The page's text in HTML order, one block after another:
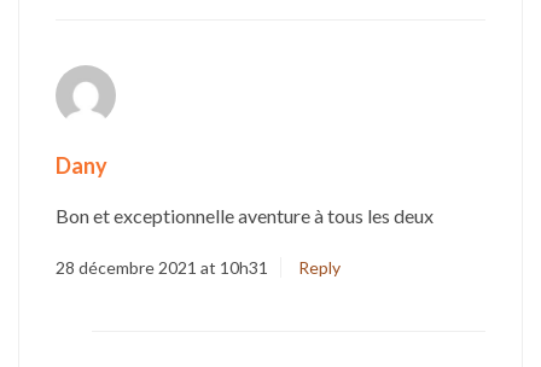
Dany
Bon et exceptionnelle aventure à tous les deux
28 décembre 2021 at 10h31 Reply